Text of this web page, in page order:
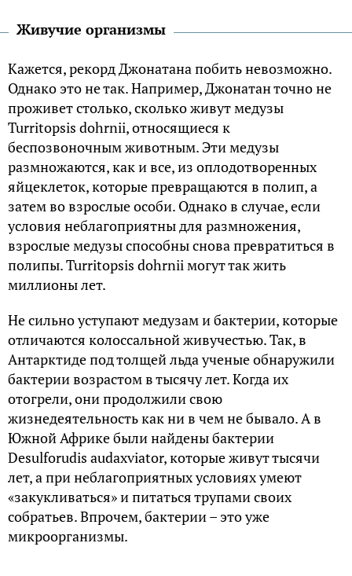
Живучие организмы
Кажется, рекорд Джонатана побить невозможно.
Однако это не так. Например, Джонатан точно не
проживет столько, сколько живут медузы
Turritopsis dohrnii, относящиеся к
беспозвоночным животным. Эти медузы
размножаются, как и все, из оплодотворенных
яйцеклеток, которые превращаются в полип, а
затем во взрослые особи. Однако в случае, если
условия неблагоприятны для размножения,
взрослые медузы способны снова превратиться в
полипы. Turritopsis dohrnii могут так жить
миллионы лет.
Не сильно уступают медузам и бактерии, которые
отличаются колоссальной живучестью. Так, в
Антарктиде под толщей льда ученые обнаружили
бактерии возрастом в тысячу лет. Когда их
отогрели, они продолжили свою
жизнедеятельность как ни в чем не бывало. А в
Южной Африке были найдены бактерии
Desulforudis audaxviator, которые живут тысячи
лет, а при неблагоприятных условиях умеют
«закукливаться» и питаться трупами своих
собратьев. Впрочем, бактерии – это уже
микроорганизмы.